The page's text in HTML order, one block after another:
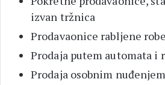
izvan tržnica
Prodavaonice rabljene
Prodaja putem automata i
Prodaja osobnim nuđenjem